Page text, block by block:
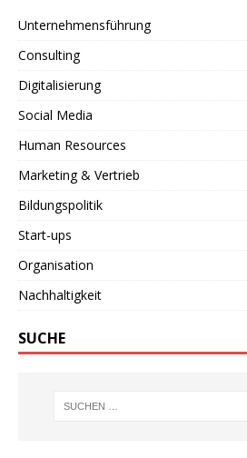
Unternehmensführung
Consulting
Digitalisierung
Social Media
Human Resources
Marketing & Vertrieb
Bildungspolitik
Start-ups
Organisation
Nachhaltigkeit
SUCHE